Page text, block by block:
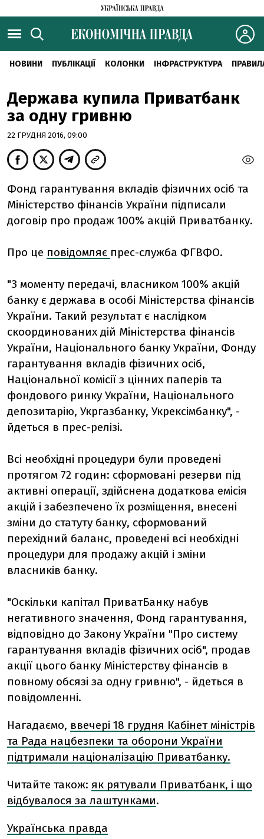
НОВИНИ ПУБЛІКАЦІЇ КОЛОНКИ ІНФРАСТРУКТУРА
Держава купила Приватбанк
за одну гривню
22 ГРУДНЯ 2016, 09:00
Фонд гарантування вкладів фізичних осіб та
Міністерство фінансів України підписали
договір про продаж 100% акцій Приватбанку.
Про це повідомляє прес-служба ФГВФО.
"З моменту передачі, власником 100% акцій
банку є держава в особі Міністерства фінансів
України. Такий результат є наслідком
скоординованих дій Міністерства фінансів
України, Національного банку України, Фонду
гарантування вкладів фізичних осіб,
Національної комісії з цінних паперів та
фондового ринку України, Національного
депозитарію, Укргазбанку, Укрексімбанку", -
йдеться в прес-релізі.
Всі необхідні процедури були проведені
протягом 72 годин: сформовані резерви під
активні операції, здійснена додаткова емісія
акцій і забезпечено їх розміщення, внесені
зміни до статуту банку, сформований
перехідний баланс, проведені всі необхідні
процедури для продажу акцій і зміни
власників банку.
"Оскільки капітал ПриватБанку набув
негативного значення, Фонд гарантування,
відповідно до Закону України "Про систему
гарантування вкладів фізичних осіб", продав
акції цього банку Міністерству фінансів в
повному обсязі за одну гривню", - йдеться в
повідомленні.
Нагадаємо, ввечері 18 грудня Кабінет міністрів
та Рада нацбезпеки та оборони України
підтримали націоналізацію Приватбанку.
Читайте також: як рятували Приватбанк, і що
відбувалося за лаштунками.
Українська правда